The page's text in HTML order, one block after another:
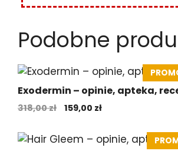
Podobne
Exodermin – opinie, apteka,
318,00zł
Pierwotna
318,00 zł.
159,00 złAktualna
wynosi:
159,00 zł.